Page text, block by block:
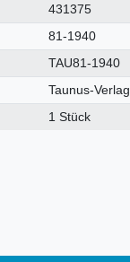
431375
81-1940
TAU81-1940
Taunus-Verlag
1 Stück